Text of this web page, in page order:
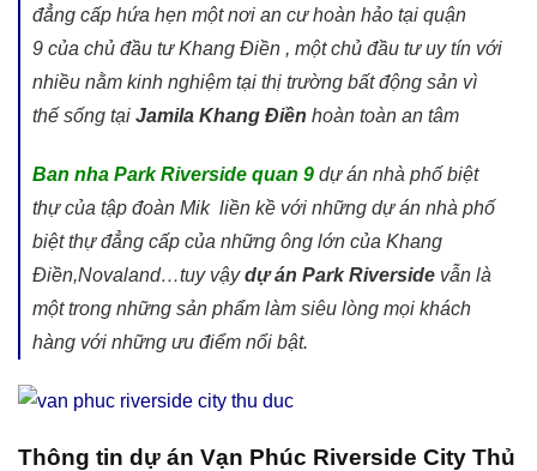
đẳng cấp hứa hẹn một nơi an cư hoàn hảo tại quận
9 của chủ đầu tư Khang Điền , một chủ đầu tư uy tín với
nhiều nằm kinh nghiệm tại thị trường bất động sản vì
thế sống tại Jamila Khang Điền hoàn toàn an tâm
Ban nha Park Riverside quan 9 dự án nhà phố biệt
thự của tập đoàn Mik liền kề với những dự án nhà phố
biệt thự đẳng cấp của những ông lớn của Khang
Điền,Novaland…tuy vậydự án Park Riverside vẫn là
một trong những sản phẩm làm siêu lòng mọi khách
hàng với những ưu điểm nổi bật.
Thông tin dự án Vạn Phúc Riverside City Thủ